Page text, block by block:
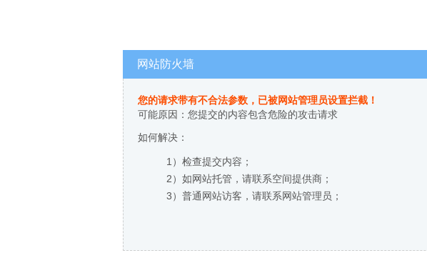
网站防火墙
您的请求带有不合法参数，已被网站管理员设置拦截！
可能原因：您提交的内容包含危险的攻击请求
如何解决：
1）检查提交内容；
2）如网站托管，请联系空间提供商；
3）普通网站访客，请联系网站管理员；